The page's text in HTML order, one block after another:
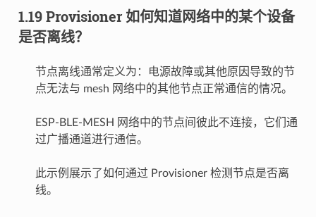
1.19 Provisioner 如何知道网络中的某个设备
是否离线？
节点离线通常定义为：电源故障或其他原因导致的节
点无法与 mesh 网络中的其他节点正常通信的情况。
ESP-BLE-MESH 网络中的节点间彼此不连接，它们通
过广播通道进行通信。
此示例展示了如何通过 Provisioner 检测节点是否离
线。